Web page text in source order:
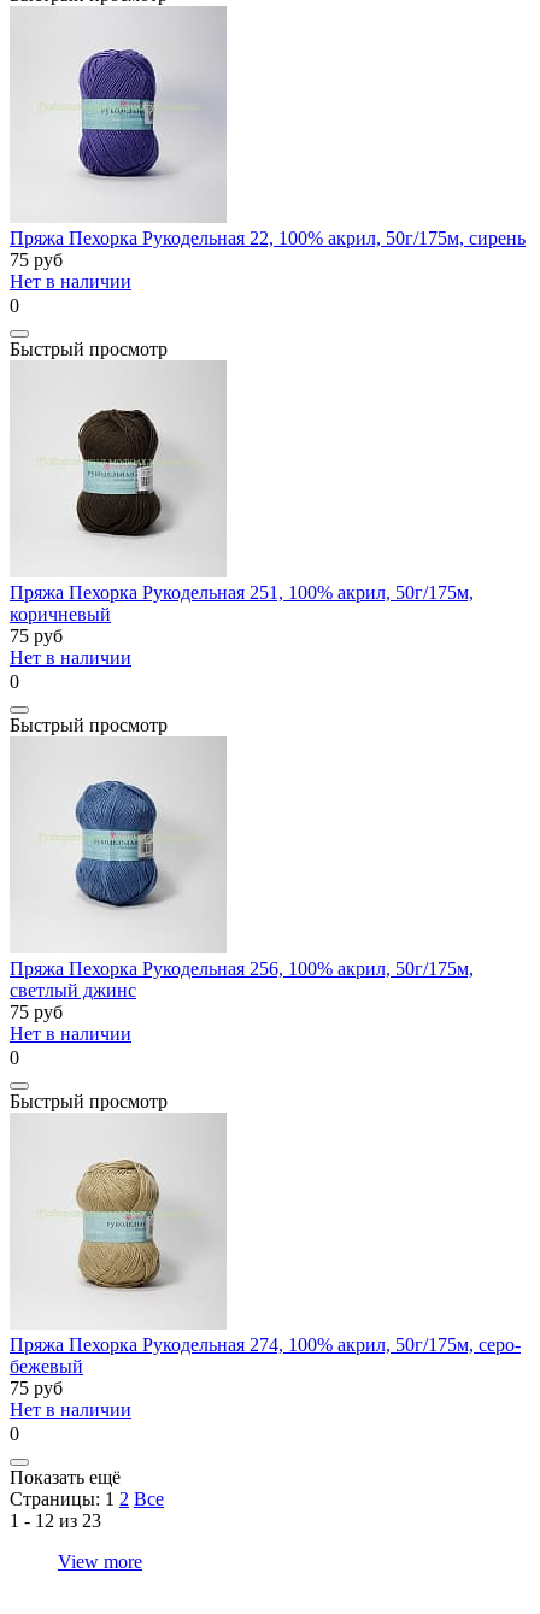
Пряжа Пехорка Рукодельная 22, 100% акрил, 50г/175м, сирень
75 руб
Нет в наличии
0
Быстрый просмотр
Пряжа Пехорка Рукодельная 251, 100% акрил, 50г/175м,
коричневый
75 руб
Нет в наличии
0
Быстрый просмотр
Пряжа Пехорка Рукодельная 256, 100% акрил, 50г/175м,
светлый джинс
75 руб
Нет в наличии
0
Быстрый просмотр
Пряжа Пехорка Рукодельная 274, 100% акрил, 50г/175м, серо-
бежевый
75 руб
Нет в наличии
0
Показать ещё
Страницы: 1 2 Все
1 - 12 из 23
View more